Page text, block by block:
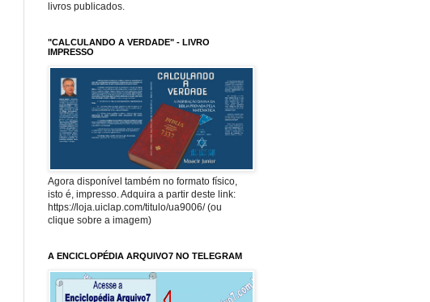
livros publicados.
"CALCULANDO A VERDADE" - LIVRO
IMPRESSO
Agora disponível também no formato físico,
isto é, impresso. Adquira a partir deste link:
https://loja.uiclap.com/titulo/ua9006/ (ou
clique sobre a imagem)
A ENCICLOPÉDIA ARQUIVO7 NO TELEGRAM